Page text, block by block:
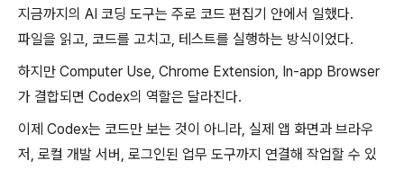
지금까지의 AI 코딩 도구는 주로 코드 편집기 안에서 일했다.
파일을 읽고, 코드를 고치고, 테스트를 실행하는 방식이었다.
하지만 Computer Use, Chrome Extension, In-app Browser
가 결합되면 Codex의 역할은 달라진다.
이제 Codex는 코드만 보는 것이 아니라, 실제 앱 화면과 브라우
저, 로컬 개발 서버, 로그인된 업무 도구까지 연결해 작업할 수 있